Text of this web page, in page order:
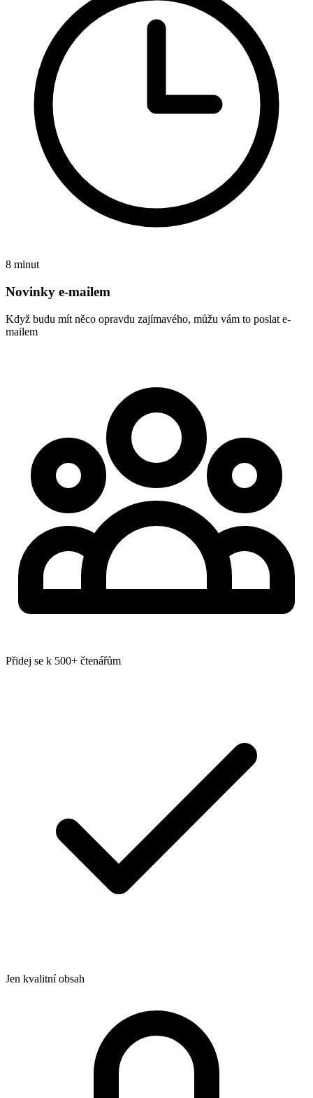
8 minut
Novinky e-mailem
Když budu mít něco opravdu zajímavého, můžu vám to poslat e-
mailem
Přidej se k 500+ čtenářům
Jen kvalitní obsah